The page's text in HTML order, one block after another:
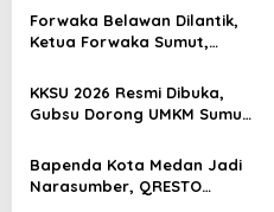
o
s
Denda pada WP
Forwaka Belawan Dilantik,
Ketua Forwaka Sumut,
Profesionalisme Wartawan
di Wilayah Hukum Kejari
KKSU 2026 Resmi Dibuka,
Gubsu Dorong UMKM Sumut
Global dan Tarik Investasi
Bapenda Kota Medan Jadi
Narasumber, QRESTO